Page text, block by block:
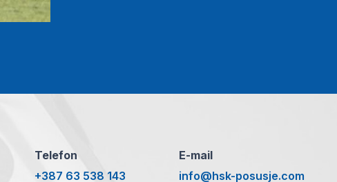
Telefon
+387 63 538 143
E-mail
info@hsk-posusje.com